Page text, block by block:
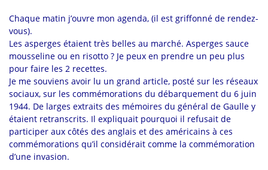
Chaque matin j’ouvre mon agenda, (il est griffonné de rendez-
vous).
Les asperges étaient très belles au marché. Asperges sauce
mousseline ou en risotto ? Je peux en prendre un peu plus
pour faire les 2 recettes.
Je me souviens avoir lu un grand article, posté sur les réseaux
sociaux, sur les commémorations du débarquement du 6 juin
1944. De larges extraits des mémoires du général de Gaulle y
étaient retranscrits. Il expliquait pourquoi il refusait de
participer aux côtés des anglais et des américains à ces
commémorations qu’il considérait comme la commémoration
d’une invasion.